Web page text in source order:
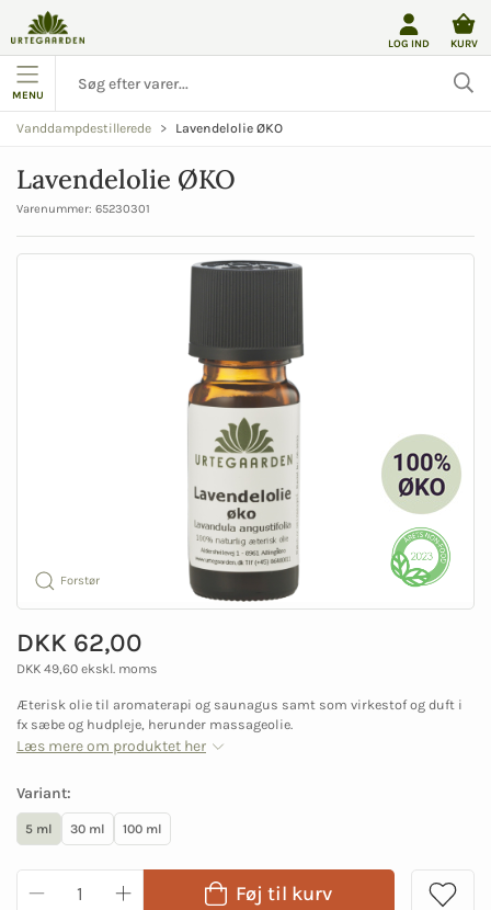
LOG IND KURV
MENU
Vanddampdestillerede Lavendelolie ØKO
Lavendelolie ØKO
Varenummer: 65230301
Forstør
DKK 62,00
DKK 49,60 ekskl. moms
Æterisk olie til aromaterapi og saunagus samt som virkestof og duft i
fx sæbe og hudpleje, herunder massageolie.
Læs mere om produktet her
Variant:
5 ml 30 ml 100 ml
Føj til kurv